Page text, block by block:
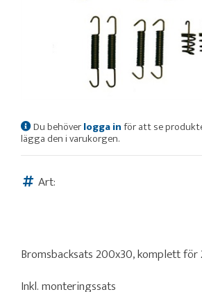
Du behöverlogga inför att se
lägga den i varukorgen.
Art:
Bromsbacksats 200x30, komplett
Inkl. monteringssats